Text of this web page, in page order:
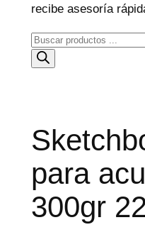
recibe asesoría
B
e
d
a
d
e
para
300gr